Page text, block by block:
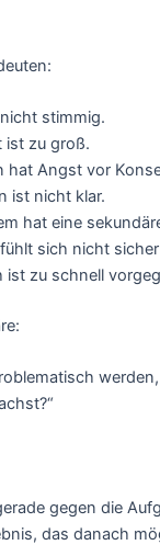
stimmig.
ist zu groß.
hat Angst vor
ist nicht klar.
hat eine
fühlt sich nicht
ist zu schnell
gegen die
das danach